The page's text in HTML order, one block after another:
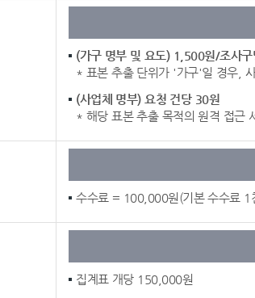
(가구 명부 및 요도) 1,500원/조사구
* 표본 추출 단위가 '가구'일 경우,
(사업체 명부) 요청 건당 30원
* 해당 표본 추출 목적의 원격 접근
수수료 = 100,000원(기본 수수료 1
집계표 개당 150,000원